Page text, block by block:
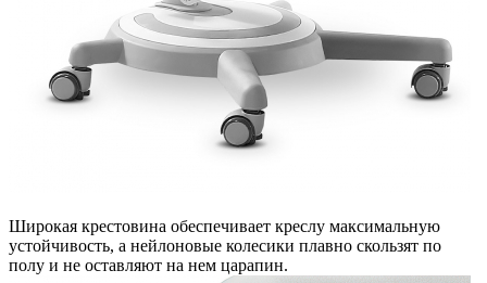
Широкая крестовина обеспечивает креслу максимальную
устойчивость, а нейлоновые колесики плавно скользят по
полу и не оставляют на нем царапин.